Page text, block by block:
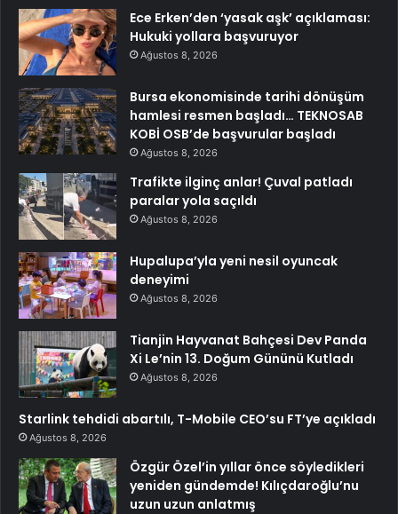
Ece Erken’den ‘yasak aşk’ açıklaması:
Hukuki yollara başvuruyor
Ağustos 8, 2026
Bursa ekonomisinde tarihi dönüşüm
hamlesi resmen başladı… TEKNOSAB
KOBİ OSB’de başvurular başladı
Ağustos 8, 2026
Trafikte ilginç anlar! Çuval patladı
paralar yola saçıldı
Ağustos 8, 2026
Hupalupa’yla yeni nesil oyuncak
deneyimi
Ağustos 8, 2026
Tianjin Hayvanat Bahçesi Dev Panda
Xi Le’nin 13. Doğum Gününü Kutladı
Ağustos 8, 2026
Starlink tehdidi abartılı, T-Mobile CEO’su FT’ye açıkladı
Ağustos 8, 2026
Özgür Özel’in yıllar önce söyledikleri
yeniden gündemde! Kılıçdaroğlu’nu
uzun uzun anlatmış